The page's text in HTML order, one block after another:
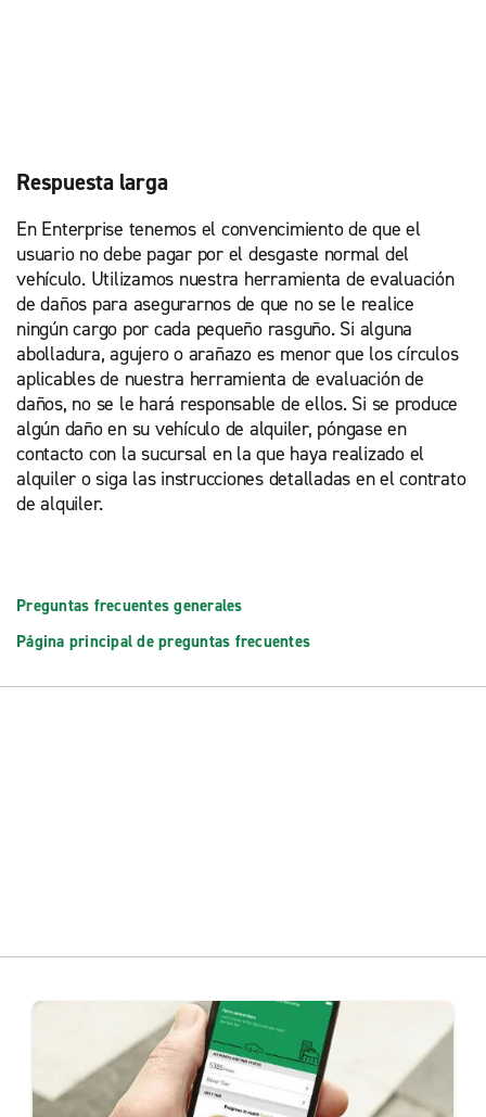
Respuesta larga
En Enterprise tenemos el convencimiento de que el
usuario no debe pagar por el desgaste normal del
vehículo. Utilizamos nuestra herramienta de evaluación
de daños para asegurarnos de que no se le realice
ningún cargo por cada pequeño rasguño. Si alguna
abolladura, agujero o arañazo es menor que los círculos
aplicables de nuestra herramienta de evaluación de
daños, no se le hará responsable de ellos. Si se produce
algún daño en su vehículo de alquiler, póngase en
contacto con la sucursal en la que haya realizado el
alquiler o siga las instrucciones detalladas en el contrato
de alquiler.
Preguntas frecuentes generales
Página principal de preguntas frecuentes